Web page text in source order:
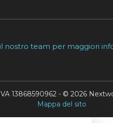
nostro team per maggiori
13868590962 - © 2026
Mappa del sito